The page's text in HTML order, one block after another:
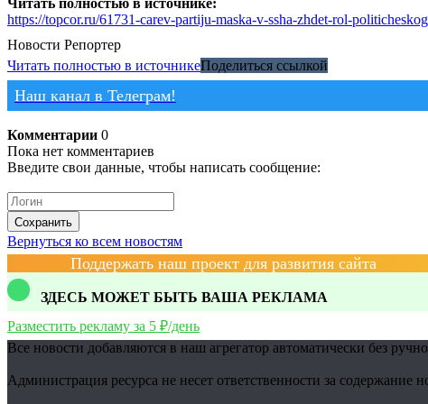
https://topcor.ru/61731-carev-partiju-maska-v-ssha-zhdet-rol-
Новости Репортер
Читать полностью в источникеПоделиться ссылкой
Наш канал в Телеграм!
Комментарии 0
Пока нет комментариев
Введите свои данные, чтобы написать сообщение:
Сохранить
Вернуться ко всем новостям
Поддержать наш проект для развития сайта
ЗДЕСЬ МОЖЕТ БЫТЬ ВАША РЕКЛАМА
Разместить рекламу за 5 ₽/день
Все новости добавляются в наш агрегатор автоматически без
Администрация ресурса не несет ответственности за содержание